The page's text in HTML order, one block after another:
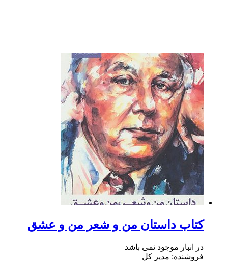
کتاب داستان من و شعر من و عشق
در انبار موجود نمی باشد
فروشنده: مدیر کل